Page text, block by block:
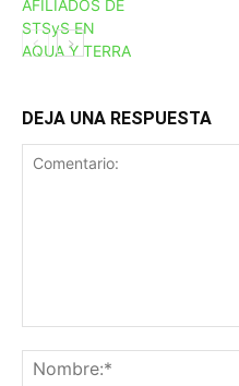
DEJA UNA RESPUESTA